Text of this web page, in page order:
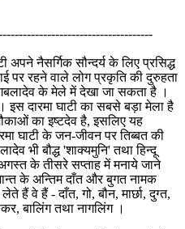
अपने नैसर्गिक सौन्दर्य के लिए प्रसिद्ध
रहने वाले लोग प्रकृति की दुरुहता
के मेले में देखा जा सकता है ।
इस दारमा घाटी का सबसे बड़ा मेला है
का इष्टदेव है, इसलिए यह
घाटी के जन-जीवन पर तिब्बत की
भी बौद्ध 'शाक्यमुनि' तथा हिन्दू
के तीसरे सप्ताह में मनाये जाने
के अन्तिम दाँत और बुगत नामक
हैं वे हैं - दाँत, गो, बौन, मार्छा, दुग्त,
बालिंग तथा नागलिंग ।